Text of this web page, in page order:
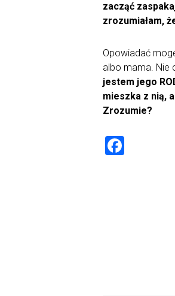
zacząć
zrozumiałam,
Opowiadać
albo mama. Nie
jestem jego
mieszka z nią,
Zrozumie?